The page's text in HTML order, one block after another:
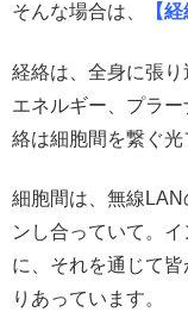
そんな場合は、 【
経絡は、全身に張り
エネルギー、プラ
絡は細胞間を繋ぐ光
細胞間は、無線
ンし合っていて。
に、それを通じて
りあっています。